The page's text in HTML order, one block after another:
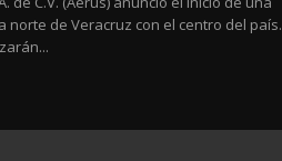
de Veracruz con el centro del país.